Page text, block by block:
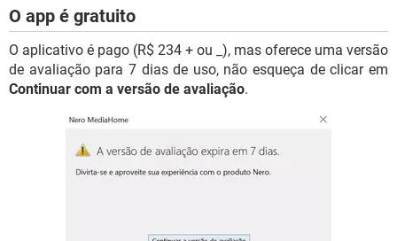
O app é gratuito
O aplicativo é pago (R$ 234 + ou _), mas oferece uma versão
de avaliação para 7 dias de uso, não esqueça de clicar em
Continuar com a versão de avaliação.